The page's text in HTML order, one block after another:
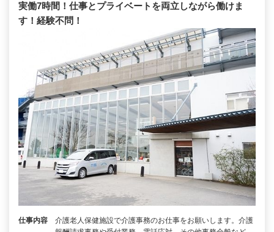
実働7時間！仕事とプライベートを両立しながら働けま
す！経験不問！
仕事内容
介護老人保健施設で介護事務のお仕事をお願いします。介護